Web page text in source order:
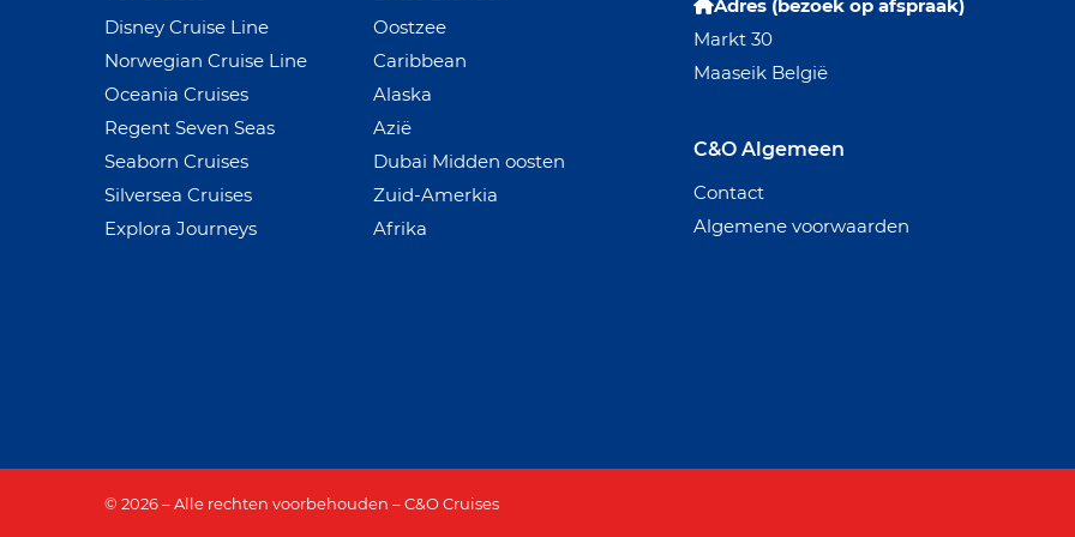
Disney Cruise Line
Norwegian Cruise Line
Oceania Cruises
Regent Seven Seas
Seaborn Cruises
Silversea Cruises
Explora Journeys
Oostzee
Caribbean
Alaska
Azië
Dubai Midden oosten
Zuid-Amerkia
Afrika
Adres (bezoek op afspraak)
Markt 30
Maaseik België
C&O Algemeen
Contact
Algemene voorwaarden
© 2026 – Alle rechten voorbehouden – C&O Cruises